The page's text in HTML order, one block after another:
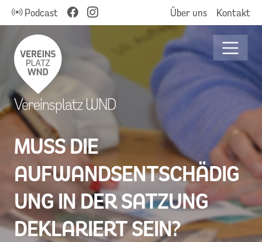
Podcast Über uns Kontakt
MUSS DIE
AUFWANDSENTSCHÄDIG
UNG IN DER SATZUNG
DEKLARIERT SEIN?
Vereinsplatz WND